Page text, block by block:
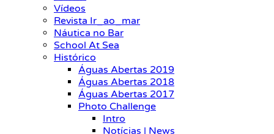
Vídeos
Revista Ir_ao_mar
Náutica no Bar
School At Sea
Histórico
Águas Abertas 2019
Águas Abertas 2018
Águas Abertas 2017
Photo Challenge
Intro
Notícias | News